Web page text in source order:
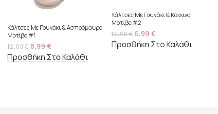
Κάλτσες Με Γουνάκι & Κόκκινο
Μοτίβο #2
12,00€ 6,99 €
Προσθήκη Στο Καλάθι
Κάλτσες Με Γουνάκι & Ασπρόμαυρο
Μοτίβο #1
12,00€ 6,99 €
Προσθήκη Στο Καλάθι